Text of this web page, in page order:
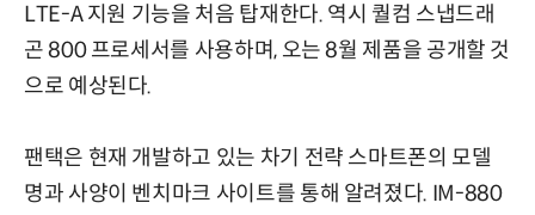
LTE-A 지원 기능을 처음 탑재한다. 역시 퀄컴 스냅드래
곤 800 프로세서를 사용하며, 오는 8월 제품을 공개할 것
으로 예상된다.
팬택은 현재 개발하고 있는 차기 전략 스마트폰의 모델
명과 사양이 벤치마크 사이트를 통해 알려졌다. IM-880